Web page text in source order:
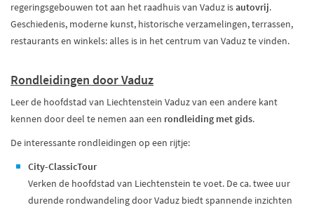
regeringsgebouwen tot aan het raadhuis van Vaduz isautovrij.
Geschiedenis, moderne kunst, historische verzamelingen, terrassen,
restaurants en winkels: alles is in het centrum van Vaduz te vinden.
Rondleidingen door Vaduz
Leer de hoofdstad van Liechtenstein Vaduz van een andere kant
kennen door deel te nemen aan een rondleiding met gids.
De interessante rondleidingen op een rijtje:
City-ClassicTour
Verken de hoofdstad van Liechtenstein te voet. De ca. twee uur
durende rondwandeling door Vaduz biedt spannende inzichten